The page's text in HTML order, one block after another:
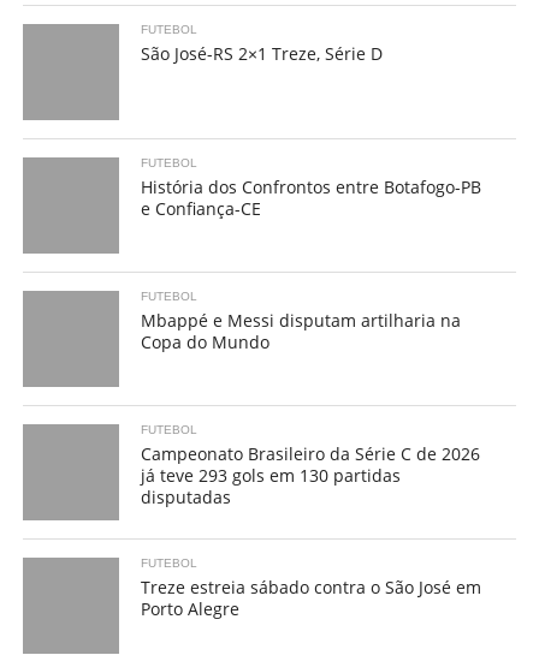
FUTEBOL
São José-RS 2×1 Treze, Série D
FUTEBOL
História dos Confrontos entre Botafogo-PB
e Confiança-CE
FUTEBOL
Mbappé e Messi disputam artilharia na
Copa do Mundo
FUTEBOL
Campeonato Brasileiro da Série C de 2026
já teve 293 gols em 130 partidas
disputadas
FUTEBOL
Treze estreia sábado contra o São José em
Porto Alegre